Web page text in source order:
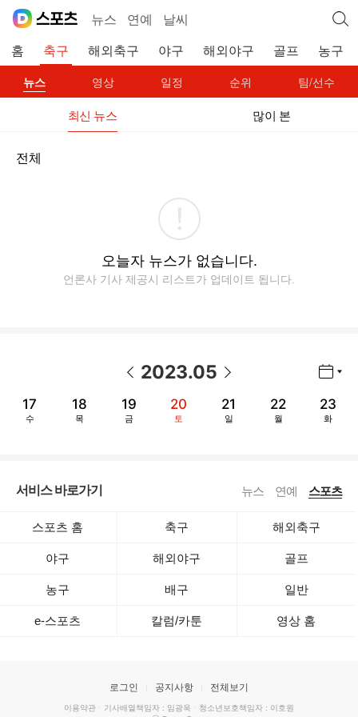
뉴스 연예 날씨
홈 축구 해외축구 야구 해외야구 골프 농구
뉴스 영상 일정 순위 팀/선수
최신 뉴스 많이 본
전체
오늘자 뉴스가 없습니다.
언론사 기사 제공시 리스트가 업데이트 됩니다.
2023.05
17
수
18
목
19
금
20
토
21
일
22
월
23
화
서비스 바로가기 뉴스 연예 스포츠
스포츠 홈 축구 해외축구
야구 해외야구 골프
농구 배구 일반
e-스포츠 칼럼/카툰 영상 홈
로그인 공지사항 전체보기
이용약관 · 기사배열책임자 : 임광욱 · 청소년보호책임자 : 이호원